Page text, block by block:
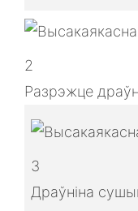
2
Разрэжце
3
Драўніна